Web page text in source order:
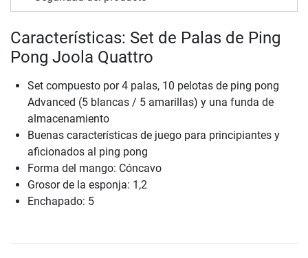
Características: Set de Palas de Ping
Pong Joola Quattro
Set compuesto por 4 palas, 10 pelotas de ping pong
Advanced (5 blancas / 5 amarillas) y una funda de
almacenamiento
Buenas características de juego para principiantes y
aficionados al ping pong
Forma del mango: Cóncavo
Grosor de la esponja: 1,2
Enchapado: 5